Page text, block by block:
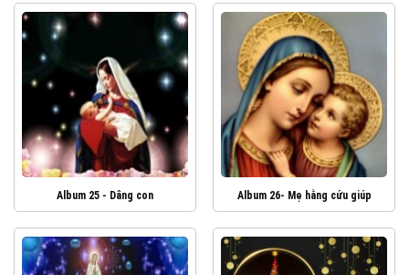
Album 25 - Dâng con Album 26- Mẹ hằng cứu giúp